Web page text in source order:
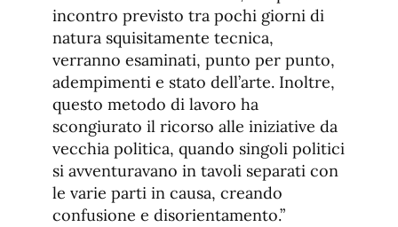
incontro previsto tra pochi giorni di
natura squisitamente tecnica,
verranno esaminati, punto per punto,
adempimenti e stato dell’arte. Inoltre,
questo metodo di lavoro ha
scongiurato il ricorso alle iniziative da
vecchia politica, quando singoli politici
si avventuravano in tavoli separati con
le varie parti in causa, creando
confusione e disorientamento.”